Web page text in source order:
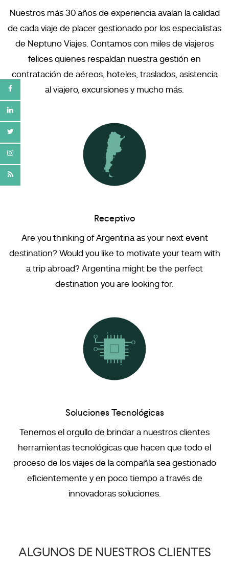
Nuestros más 30 años de experiencia avalan la calidad
de cada viaje de placer gestionado por los especialistas
de Neptuno Viajes. Contamos con miles de viajeros
felices quienes respaldan nuestra gestión en
contratación de aéreos, hoteles, traslados, asistencia
al viajero, excursiones y mucho más.
Receptivo
Are you thinking of Argentina as your next event
destination? Would you like to motivate your team with
a trip abroad? Argentina might be the perfect
destination you are looking for.
Soluciones Tecnológicas
Tenemos el orgullo de brindar a nuestros clientes
herramientas tecnológicas que hacen que todo el
proceso de los viajes de la compañía sea gestionado
eficientemente y en poco tiempo a través de
innovadoras soluciones.
ALGUNOS DE NUESTROS CLIENTES